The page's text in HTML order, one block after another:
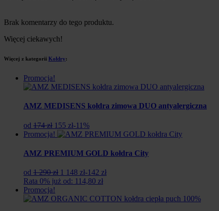
Brak komentarzy do tego produktu.
Więcej ciekawych!
Więcej z kategorii Kołdry:
Promocja!
AMZ MEDISENS kołdra zimowa DUO antyalergiczna
od 174 zł Pierwotna
cena
174
155 złAktualna
cena
155
-11%
Promocja!
AMZ PREMIUM GOLD kołdra City
od 1 290 zł Pierwotna
cena
1
1 148 złAktualna
cena
1
-142 zł
Rata 0% już od: 114,80 zł
Promocja!